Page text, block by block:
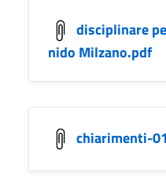
disciplinare
nido Milzano.pdf
chiarimenti-